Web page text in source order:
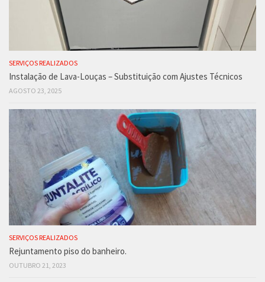
SERVIÇOS REALIZADOS
Instalação de Lava-Louças – Substituição com Ajustes Técnicos
AGOSTO 23, 2025
SERVIÇOS REALIZADOS
Rejuntamento piso do banheiro.
OUTUBRO 21, 2023